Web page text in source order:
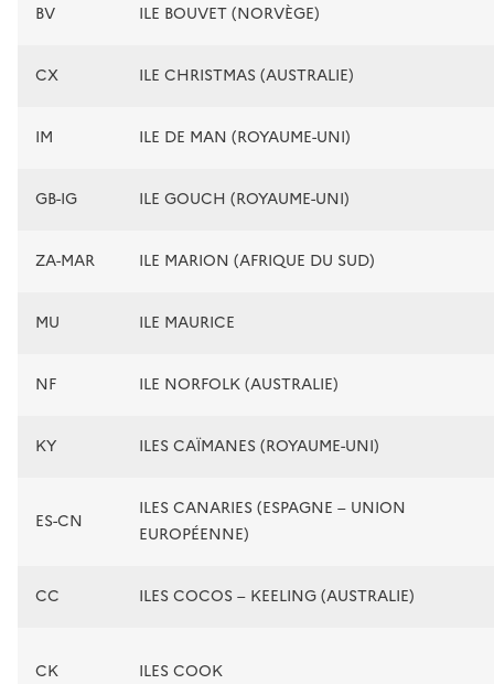
BV ILE BOUVET (NORVÈGE)
CX ILE CHRISTMAS (AUSTRALIE)
IM ILE DE MAN (ROYAUME-UNI)
GB-IG ILE GOUCH (ROYAUME-UNI)
ZA-MAR ILE MARION (AFRIQUE DU SUD)
MU ILE MAURICE
NF ILE NORFOLK (AUSTRALIE)
KY ILES CAÏMANES (ROYAUME-UNI)
ES-CN
ILES CANARIES (ESPAGNE – UNION
EUROPÉENNE)
CC ILES COCOS – KEELING (AUSTRALIE)
CK ILES COOK